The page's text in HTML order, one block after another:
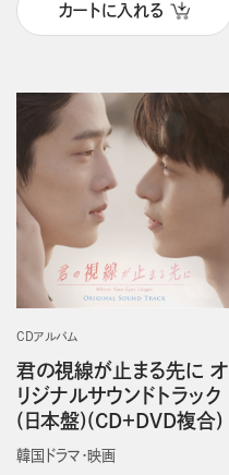
カートに入れる
CDアルバム
君の視線が止まる先に オ
リジナルサウンドトラック
(日本盤)(CD＋DVD複合)
韓国ドラマ・映画